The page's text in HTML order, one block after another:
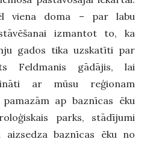
viena doma – par labu
izmantot to, ka
gados tika uzskatīti par
Feldmanis gādājis, lai
ar mūsu reģionam
ap baznīcas ēku
parks, stādījumi
aizsedza baznīcas ēku no